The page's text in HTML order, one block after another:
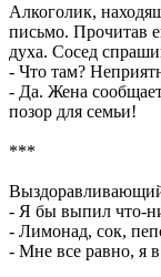
Алкоголик,
письмо. Прочитав
духа. Сосед
- Что там?
- Да. Жена
позор для семьи!
***
- Я бы выпил что-
- Лимонад, сок,
- Мне все равно, я